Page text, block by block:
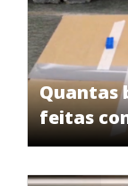
Quantas
feitas